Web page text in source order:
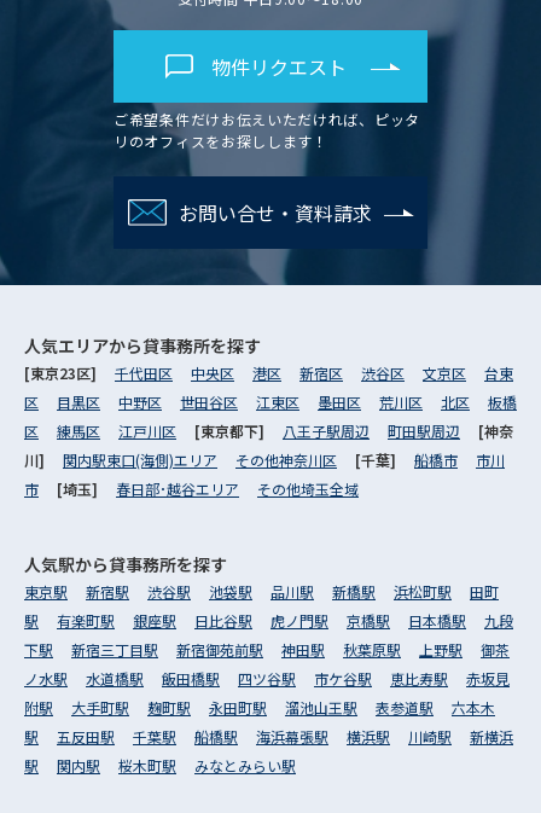
物件リクエスト
ご希望条件だけお伝えいただければ、ピッタ
リのオフィスをお探しします！
お問い合せ・資料請求
人気エリアから貸事務所を探す
[東京23区] 千代田区 中央区 港区 新宿区 渋谷区 文京区
台東
区
目黒区 中野区 世田谷区 江東区 墨田区 荒川区 北区
板橋
区
練馬区 江戸川区 [東京都下] 八王子駅周辺 町田駅周辺
[神奈
川] 関内駅東口(海側)エリア その他神奈川区 [千葉] 船橋市
市川
市
[埼玉] 春日部･越谷エリア その他埼玉全域
人気駅から貸事務所を探す
東京駅 新宿駅 渋谷駅 池袋駅 品川駅 新橋駅 浜松町駅
田町
駅
有楽町駅 銀座駅 日比谷駅 虎ノ門駅 京橋駅 日本橋駅
九段
下駅
新宿三丁目駅 新宿御苑前駅 神田駅 秋葉原駅 上野駅
御茶
ノ水駅
水道橋駅 飯田橋駅 四ツ谷駅 市ケ谷駅 恵比寿駅
赤坂見
附駅
大手町駅 麹町駅 永田町駅 溜池山王駅 表参道駅
六本木
駅
五反田駅 千葉駅 船橋駅 海浜幕張駅 横浜駅 川崎駅
新横浜
駅
関内駅 桜木町駅 みなとみらい駅